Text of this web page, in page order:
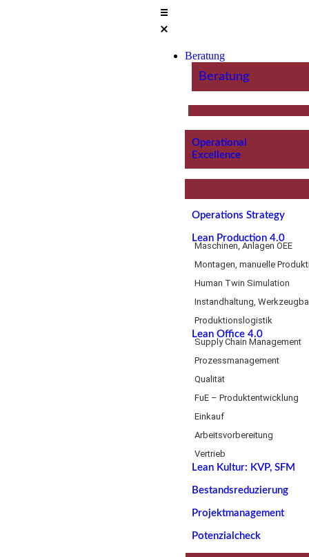
Beratung
Beratung
Operational
Excellence
Operations Strategy
Lean Production 4.0
Maschinen, Anlagen OEE
Montagen, manuelle
Human Twin Simulation
Instandhaltung,
Produktionslogistik
Lean Office 4.0
Supply Chain Management
Prozessmanagement
Qualität
FuE – Produktentwicklung
Einkauf
Arbeitsvorbereitung
Vertrieb
Lean Kultur: KVP, SFM
Bestandsreduzierung
Projektmanagement
Potenzialcheck